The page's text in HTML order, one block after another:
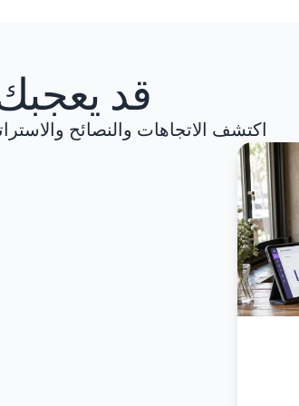
قد
اكتشف الاتجاهات والنصائح